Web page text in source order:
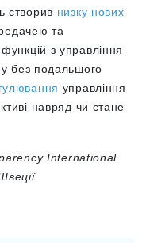
створив низку нових
та
з управління
без подальшого
управління
навряд чи стане
International